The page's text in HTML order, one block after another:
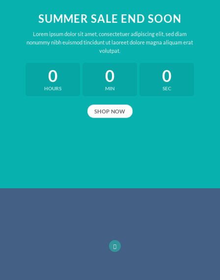
SUMMER SALE END SOON
Lorem ipsum dolor sit amet, consectetuer adipiscing elit, sed diam
nonummy nibh euismod tincidunt ut laoreet dolore magna aliquam erat
volutpat.
0
HOURS
0
MIN
0
SEC
SHOP NOW